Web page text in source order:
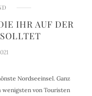
IHR AUF DER
Nordseeinsel. Ganz
wenigsten von Touristen